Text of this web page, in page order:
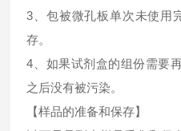
3、包被微孔板单次未使用
存。
4、如果试剂盒的组份需要
之后没有被污染。
【样品的准备和保存】